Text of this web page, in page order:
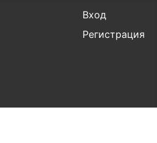
Вход
Регистрация